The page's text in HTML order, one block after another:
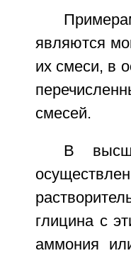
являются
их смеси, в
смесей.
В
глицина с
аммония